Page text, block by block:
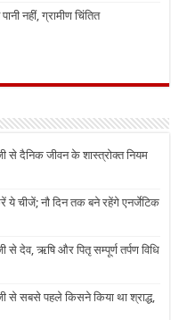
नहीं, ग्रामीण चिंतित
से दैनिक जीवन के शास्त्रोक्त नियम
ये चीजें; नौ दिन तक बने रहेंगे एनर्जेटिक
से देव, ऋषि और पितृ सम्पूर्ण तर्पण विधि
से सबसे पहले किसने किया था श्राद्ध,